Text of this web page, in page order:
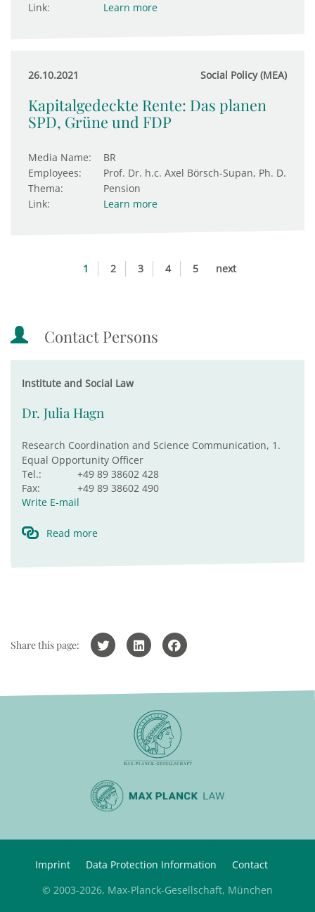
Link:
Learn more
26.10.2021 Social Policy (MEA)
Kapitalgedeckte Rente: Das planen
SPD, Grüne und FDP
Media Name:
BR
Employees:
Prof. Dr. h.c. Axel Börsch-Supan, Ph. D.
Thema:
Pension
Link:
Learn more
1 2 3 4 5 next
Contact Persons
Institute and Social Law
Dr. Julia Hagn
Research Coordination and Science Communication, 1.
Equal Opportunity Officer
Tel.:
+49 89 38602 428
Fax:
+49 89 38602 490
Write E-mail
Read more
Share this page:
Imprint Data Protection Information
Contact
© 2003-2026, Max-Planck-Gesellschaft, München